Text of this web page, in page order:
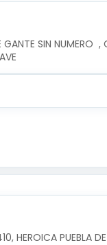
GANTE SIN NUMERO
HEROICA PUEBLA